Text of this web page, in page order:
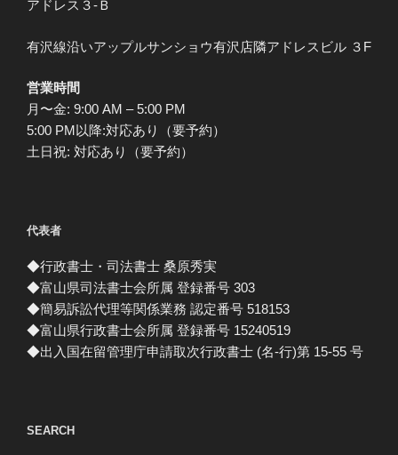
アドレス３-Ｂ
有沢線沿いアップルサンショウ有沢店隣アドレスビル ３F
営業時間
月〜金: 9:00 AM – 5:00 PM
5:00 PM以降:対応あり（要予約）
土日祝: 対応あり（要予約）
代表者
◆行政書士・司法書士 桑原秀実
◆富山県司法書士会所属 登録番号 303
◆簡易訴訟代理等関係業務 認定番号 518153
◆富山県行政書士会所属 登録番号 15240519
◆出入国在留管理庁申請取次行政書士 (名-行)第 15-55 号
SEARCH